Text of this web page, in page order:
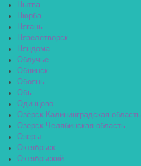
Нытва
Нюрба
Нягань
Нязелетворск
Няндома
Облучье
Обнинск
Обоянь
Обь
Одинцово
Озёрск Калининградская область
Озерск Челябинская область
Озеры
Октябрьск
Октябрьский